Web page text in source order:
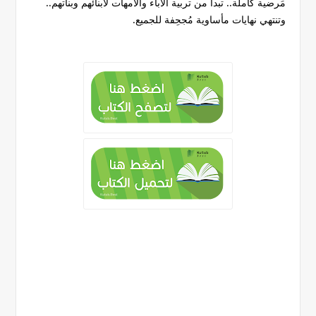
وتنتهي نهايات مأساوية مُجحِفة للجميع.